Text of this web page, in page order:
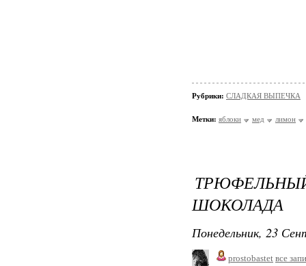
Рубрики: СЛАДКАЯ ВЫПЕЧКА
Метки: яблоки мед лимон
ШОКОЛАДА
Понедельник, 23
prostobastet все